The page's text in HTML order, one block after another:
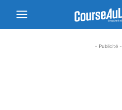
- Publicité -